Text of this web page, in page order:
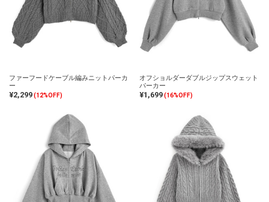
ファーフードケーブル編みニットパーカ
ー
¥2,299(12%OFF)
オフショルダーダブルジップスウェット
パーカー
¥1,699(16%OFF)